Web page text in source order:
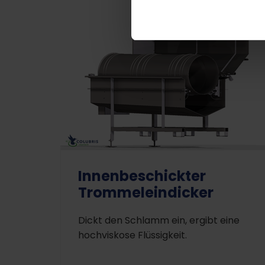
Innenbeschickter
Trommeleindicker
Dickt den Schlamm ein, ergibt eine
hochviskose Flüssigkeit.